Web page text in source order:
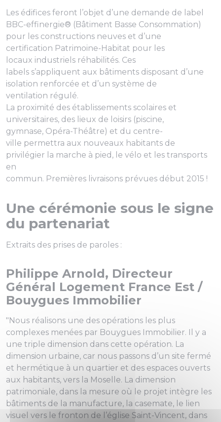
Les édifices feront l’objet d’une demande de label
BBC-effinergie® (Bâtiment Basse Consommation)
pour les constructions neuves et d’une
certification Patrimoine-Habitat pour les
locaux industriels réhabilités. Ces
labels s’appliquent aux bâtiments disposant d’une
isolation renforcée et d’un système de
ventilation régulé.
La proximité des établissements scolaires et
universitaires, des lieux de loisirs (piscine,
gymnase, Opéra-Théâtre) et du centre-
ville permettra aux nouveaux habitants de
privilégier la marche à pied, le vélo et les transports
en
commun. Premières livraisons prévues début 2015 !
Une cérémonie sous le signe
du partenariat
Extraits des prises de paroles :
Philippe Arnold, Directeur
Général Logement France Est /
Bouygues Immobilier
"Nous réalisons une des opérations les plus
complexes menées par Bouygues Immobilier. Il y a
une triple dimension dans cette opération. La
dimension urbaine, car nous passons d’un site fermé
et hermétique à un quartier et des espaces ouverts
aux habitants, vers la Moselle. La dimension
patrimoniale, dans la mesure où le projet intègre les
bâtiments de la manufacture, la casemate, le lien
visuel vers le fronton de l’église Saint-Vincent, dans